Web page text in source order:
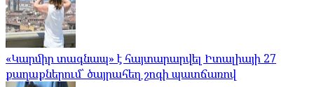
«Կարմիր տագնապ» է հայտարարվել Իտալիայի 27
քաղաքներում՝ ծայրահեղ շոգի պատճառով